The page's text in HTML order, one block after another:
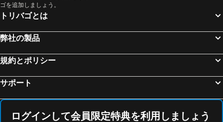
ゴを追加しましょう。
トリバゴとは
弊社の製品
規約とポリシー
サポート
ログインして会員限定特典を利用しましょう